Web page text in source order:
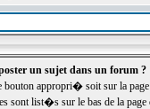
un sujet dans un forum ?
bouton appropri� soit sur la
sont list�s sur le bas de la